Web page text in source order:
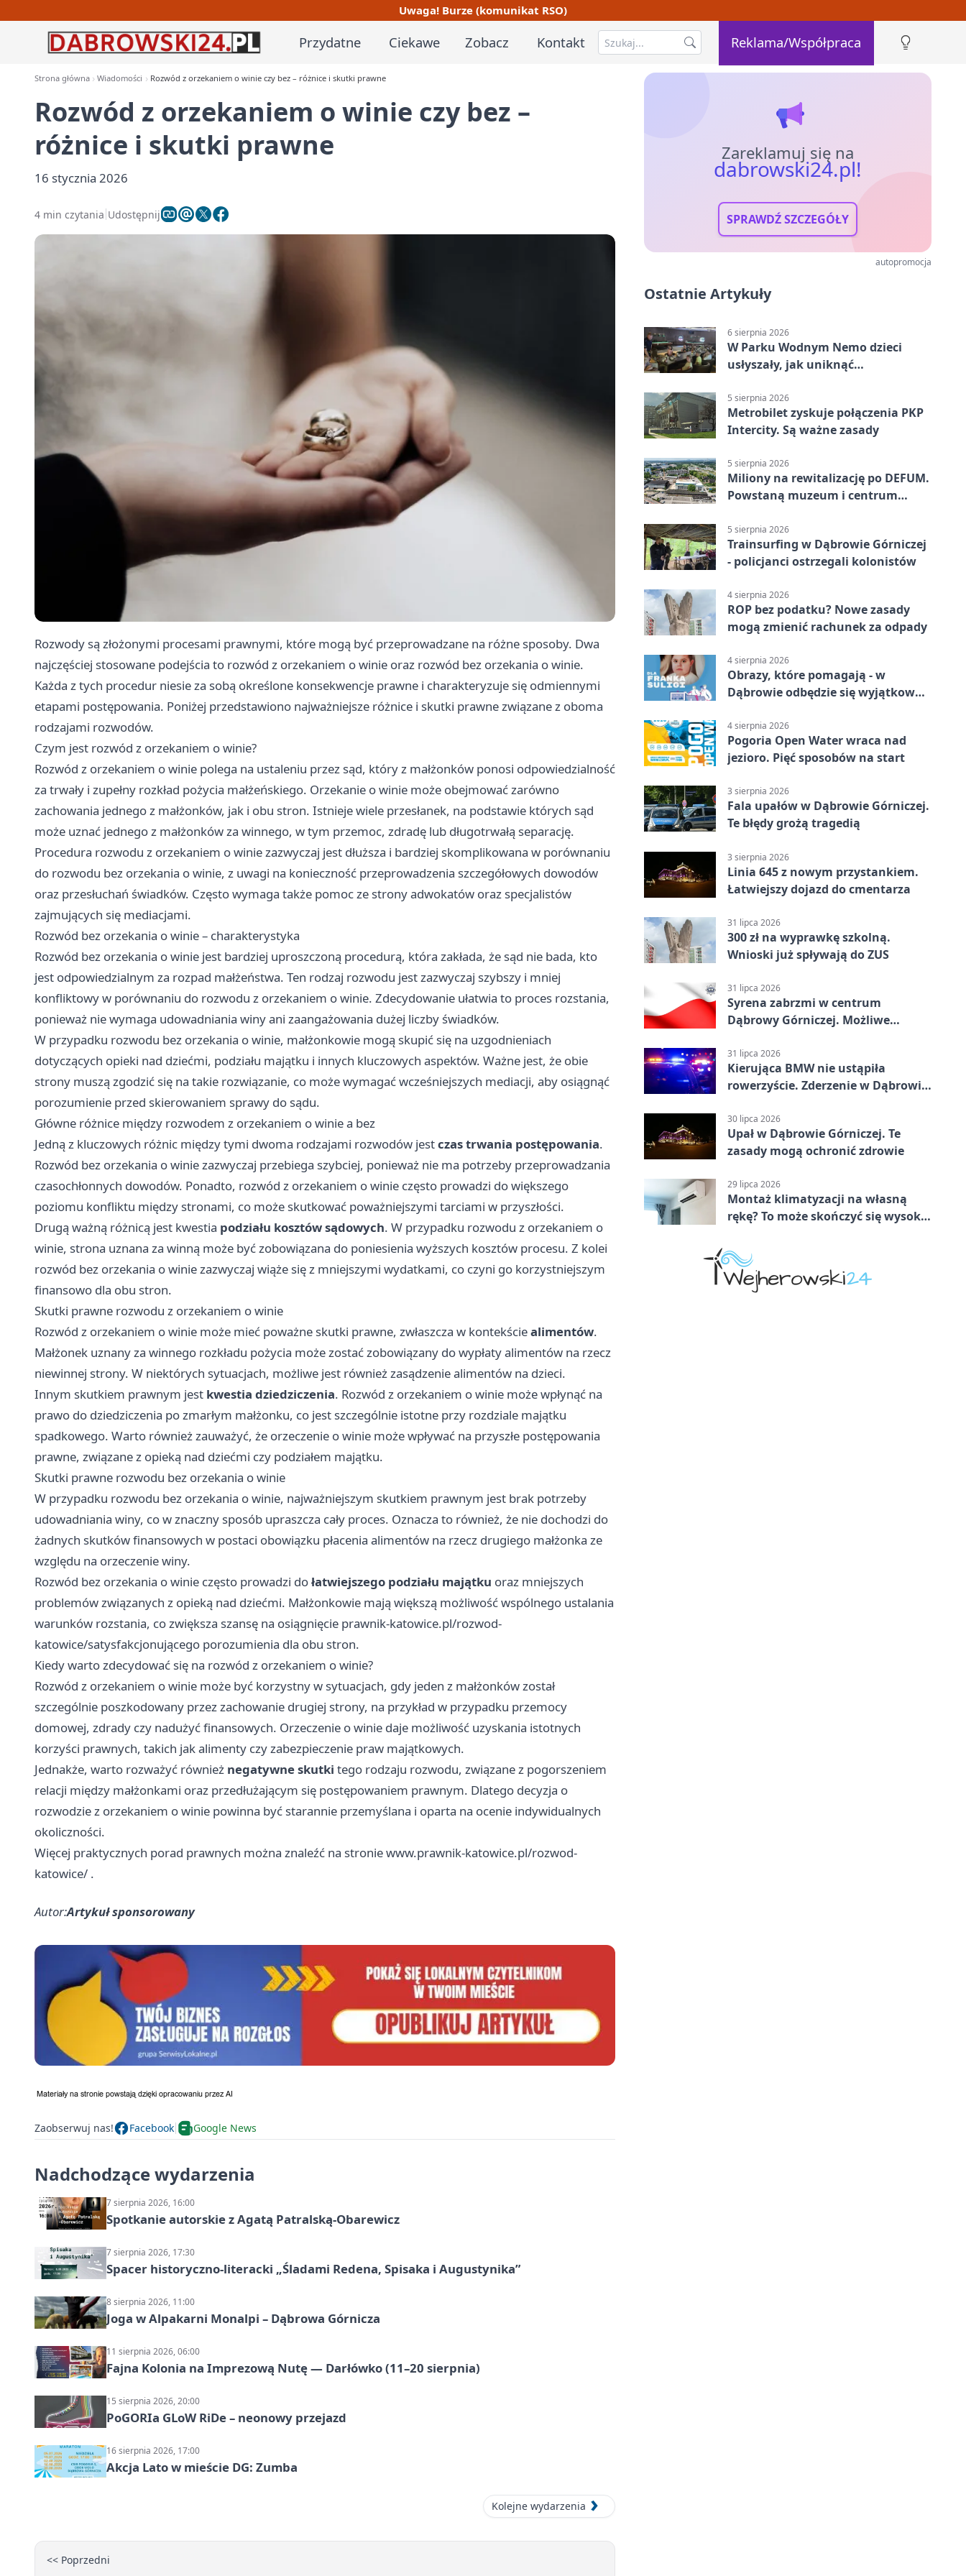
Uwaga! Burze (komunikat RSO)
Przydatne Ciekawe Zobacz Kontakt Reklama/Współpraca
Strona główna Wiadomości Rozwód z orzekaniem o winie czy bez – różnice i skutki prawne
Rozwód z orzekaniem o winie czy bez –
różnice i skutki prawne
16 stycznia 2026
4 min czytania Udostępnij
Rozwody są złożonymi procesami prawnymi, które mogą być przeprowadzane na różne sposoby. Dwa
najczęściej stosowane podejścia to rozwód z orzekaniem o winie oraz rozwód bez orzekania o winie.
Każda z tych procedur niesie za sobą określone konsekwencje prawne i charakteryzuje się odmiennymi
etapami postępowania. Poniżej przedstawiono najważniejsze różnice i skutki prawne związane z oboma
rodzajami rozwodów.
Czym jest rozwód z orzekaniem o winie?
Rozwód z orzekaniem o winie polega na ustaleniu przez sąd, który z małżonków ponosi odpowiedzialność
za trwały i zupełny rozkład pożycia małżeńskiego. Orzekanie o winie może obejmować zarówno
zachowania jednego z małżonków, jak i obu stron. Istnieje wiele przesłanek, na podstawie których sąd
może uznać jednego z małżonków za winnego, w tym przemoc, zdradę lub długotrwałą separację.
Procedura rozwodu z orzekaniem o winie zazwyczaj jest dłuższa i bardziej skomplikowana w porównaniu
do rozwodu bez orzekania o winie, z uwagi na konieczność przeprowadzenia szczegółowych dowodów
oraz przesłuchań świadków. Często wymaga także pomoc ze strony adwokatów oraz specjalistów
zajmujących się mediacjami.
Rozwód bez orzekania o winie – charakterystyka
Rozwód bez orzekania o winie jest bardziej uproszczoną procedurą, która zakłada, że sąd nie bada, kto
jest odpowiedzialnym za rozpad małżeństwa. Ten rodzaj rozwodu jest zazwyczaj szybszy i mniej
konfliktowy w porównaniu do rozwodu z orzekaniem o winie. Zdecydowanie ułatwia to proces rozstania,
ponieważ nie wymaga udowadniania winy ani zaangażowania dużej liczby świadków.
W przypadku rozwodu bez orzekania o winie, małżonkowie mogą skupić się na uzgodnieniach
dotyczących opieki nad dziećmi, podziału majątku i innych kluczowych aspektów. Ważne jest, że obie
strony muszą zgodzić się na takie rozwiązanie, co może wymagać wcześniejszych mediacji, aby osiągnąć
porozumienie przed skierowaniem sprawy do sądu.
Główne różnice między rozwodem z orzekaniem o winie a bez
Jedną z kluczowych różnic między tymi dwoma rodzajami rozwodów jestczas trwania postępowania.
Rozwód bez orzekania o winie zazwyczaj przebiega szybciej, ponieważ nie ma potrzeby przeprowadzania
czasochłonnych dowodów. Ponadto, rozwód z orzekaniem o winie często prowadzi do większego
poziomu konfliktu między stronami, co może skutkować poważniejszymi tarciami w przyszłości.
Drugą ważną różnicą jest kwestia podziału kosztów sądowych. W przypadku rozwodu z orzekaniem o
winie, strona uznana za winną może być zobowiązana do poniesienia wyższych kosztów procesu. Z kolei
rozwód bez orzekania o winie zazwyczaj wiąże się z mniejszymi wydatkami, co czyni go korzystniejszym
finansowo dla obu stron.
Skutki prawne rozwodu z orzekaniem o winie
Rozwód z orzekaniem o winie może mieć poważne skutki prawne, zwłaszcza w kontekściealimentów.
Małżonek uznany za winnego rozkładu pożycia może zostać zobowiązany do wypłaty alimentów na rzecz
niewinnej strony. W niektórych sytuacjach, możliwe jest również zasądzenie alimentów na dzieci.
Innym skutkiem prawnym jest kwestia dziedziczenia. Rozwód z orzekaniem o winie może wpłynąć na
prawo do dziedziczenia po zmarłym małżonku, co jest szczególnie istotne przy rozdziale majątku
spadkowego. Warto również zauważyć, że orzeczenie o winie może wpływać na przyszłe postępowania
prawne, związane z opieką nad dziećmi czy podziałem majątku.
Skutki prawne rozwodu bez orzekania o winie
W przypadku rozwodu bez orzekania o winie, najważniejszym skutkiem prawnym jest brak potrzeby
udowadniania winy, co w znaczny sposób upraszcza cały proces. Oznacza to również, że nie dochodzi do
żadnych skutków finansowych w postaci obowiązku płacenia alimentów na rzecz drugiego małżonka ze
względu na orzeczenie winy.
Rozwód bez orzekania o winie często prowadzi dołatwiejszego podziału majątku oraz mniejszych
problemów związanych z opieką nad dziećmi. Małżonkowie mają większą możliwość wspólnego ustalania
warunków rozstania, co zwiększa szansę na osiągnięcie prawnik-katowice.pl/rozwod-
katowice/satysfakcjonującego porozumienia dla obu stron.
Kiedy warto zdecydować się na rozwód z orzekaniem o winie?
Rozwód z orzekaniem o winie może być korzystny w sytuacjach, gdy jeden z małżonków został
szczególnie poszkodowany przez zachowanie drugiej strony, na przykład w przypadku przemocy
domowej, zdrady czy nadużyć finansowych. Orzeczenie o winie daje możliwość uzyskania istotnych
korzyści prawnych, takich jak alimenty czy zabezpieczenie praw majątkowych.
Jednakże, warto rozważyć również negatywne skutki tego rodzaju rozwodu, związane z pogorszeniem
relacji między małżonkami oraz przedłużającym się postępowaniem prawnym. Dlatego decyzja o
rozwodzie z orzekaniem o winie powinna być starannie przemyślana i oparta na ocenie indywidualnych
okoliczności.
Więcej praktycznych porad prawnych można znaleźć na stroniewww.prawnik-katowice.pl/rozwod-
katowice/ .
Autor:Artykuł sponsorowany
Zaobserwuj nas! Facebook Google News
Nadchodzące wydarzenia
7 sierpnia 2026, 16:00
Spotkanie autorskie z Agatą Patralską-Obarewicz
7 sierpnia 2026, 17:30
Spacer historyczno-literacki „Śladami Redena, Spisaka i Augustynika”
8 sierpnia 2026, 11:00
Joga w Alpakarni Monalpi – Dąbrowa Górnicza
11 sierpnia 2026, 06:00
Fajna Kolonia na Imprezową Nutę — Darłówko (11–20 sierpnia)
15 sierpnia 2026, 20:00
PoGORIa GLoW RiDe – neonowy przejazd
16 sierpnia 2026, 17:00
Akcja Lato w mieście DG: Zumba
Kolejne wydarzenia
<< Poprzedni
Zareklamuj się na
dabrowski24.pl!
SPRAWDŹ SZCZEGÓŁY
autopromocja
Ostatnie Artykuły
6 sierpnia 2026
W Parku Wodnym Nemo dzieci
usłyszały, jak uniknąć
5 sierpnia 2026
Metrobilet zyskuje połączenia PKP
Intercity. Są ważne zasady
5 sierpnia 2026
Miliony na rewitalizację po DEFUM.
Powstaną muzeum i centrum
5 sierpnia 2026
Trainsurfing w Dąbrowie Górniczej
- policjanci ostrzegali kolonistów
4 sierpnia 2026
ROP bez podatku? Nowe zasady
mogą zmienić rachunek za odpady
4 sierpnia 2026
Obrazy, które pomagają - w
Dąbrowie odbędzie się wyjątkowa
4 sierpnia 2026
Pogoria Open Water wraca nad
jezioro. Pięć sposobów na start
3 sierpnia 2026
Fala upałów w Dąbrowie Górniczej.
Te błędy grożą tragedią
3 sierpnia 2026
Linia 645 z nowym przystankiem.
Łatwiejszy dojazd do cmentarza
31 lipca 2026
300 zł na wyprawkę szkolną.
Wnioski już spływają do ZUS
31 lipca 2026
Syrena zabrzmi w centrum
Dąbrowy Górniczej. Możliwe
31 lipca 2026
Kierująca BMW nie ustąpiła
rowerzyście. Zderzenie w Dąbrowie
30 lipca 2026
Upał w Dąbrowie Górniczej. Te
zasady mogą ochronić zdrowie
29 lipca 2026
Montaż klimatyzacji na własną
rękę? To może skończyć się wysoką